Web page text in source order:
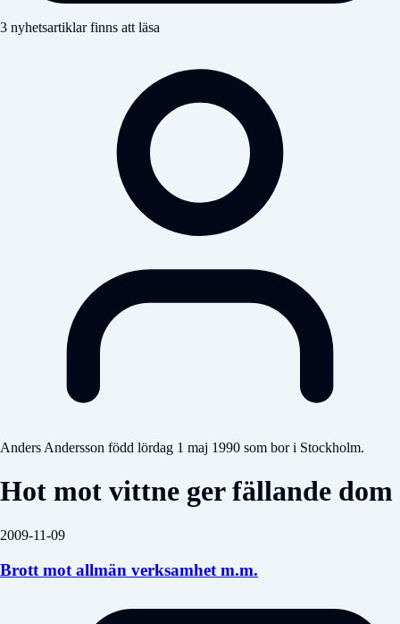
3 nyhetsartiklar finns att läsa
Anders Andersson född lördag 1 maj 1990 som bor i Stockholm.
Hot mot vittne ger fällande dom
2009-11-09
Brott mot allmän verksamhet m.m.